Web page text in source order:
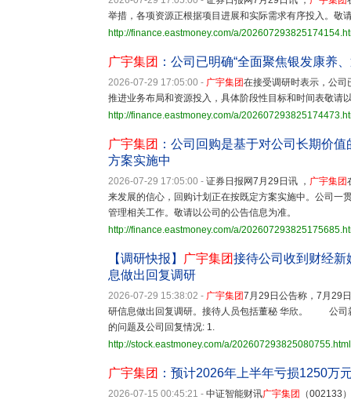
举措，各项资源正根据项目进展和实际需求有序投入。敬
http://finance.eastmoney.com/a/
广宇集团 ：公司已明确“全面聚焦银发康养
2026-07-29 17:05:00 - 广宇集团在接受调研时表示，公司
推进业务布局和资源投入，具体阶段性目标和时间表敬请
http://finance.eastmoney.com/a/
广宇集团 ：公司回购是基于对公司长期价
方案实施中
2026-07-29 17:05:00 - 证券日报网7月29日讯 ， 广宇集团
来发展的信心，回购计划正在按既定方案实施中。公司一
管理相关工作。敬请以公司的公告信息为准。
http://finance.eastmoney.com/a/
【调研快报】 广宇集团接待公司收到财经新
息做出回复调研
2026-07-29 15:38:02 - 广宇集团7月29日公告称，7月29
研信息做出回复调研。接待人员包括董秘 华欣。 公司
的问题及公司回复情况: 1.
http://stock.eastmoney.com/a/202607293825080755.html
广宇集团 ：预计2026年上半年亏损1250万
2026-07-15 00:45:21 - 中证智能财讯广宇集团
（002133